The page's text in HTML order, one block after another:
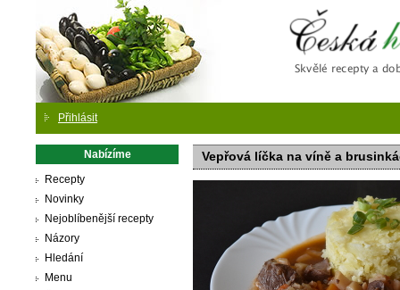
Přihlásit
Nabízíme
Recepty
Novinky
Nejoblíbenější recepty
Názory
Hledání
Menu
Vepřová líčka na víně a